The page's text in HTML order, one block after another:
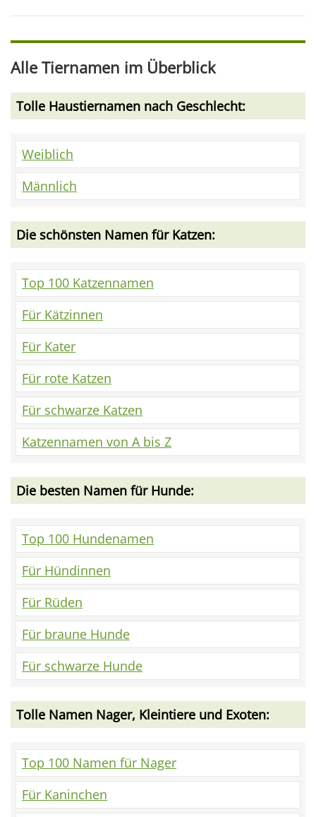
Alle Tiernamen im Überblick
Tolle Haustiernamen nach Geschlecht:
Weiblich
Männlich
Die schönsten Namen für Katzen:
Top 100 Katzennamen
Für Kätzinnen
Für Kater
Für rote Katzen
Für schwarze Katzen
Katzennamen von A bis Z
Die besten Namen für Hunde:
Top 100 Hundenamen
Für Hündinnen
Für Rüden
Für braune Hunde
Für schwarze Hunde
Tolle Namen Nager, Kleintiere und Exoten:
Top 100 Namen für Nager
Für Kaninchen